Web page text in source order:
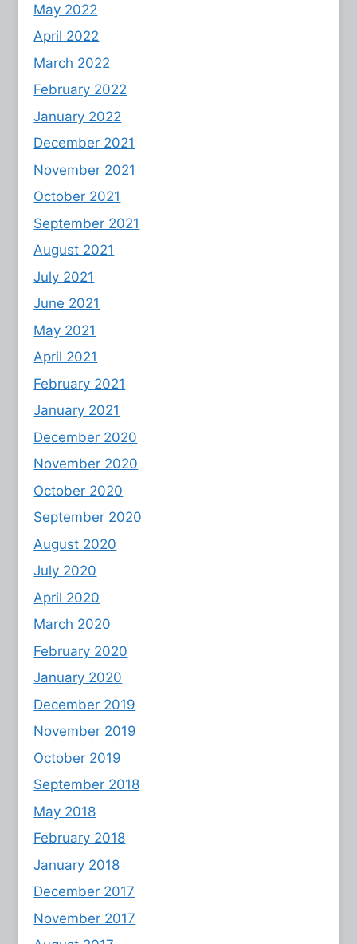
May 2022
April 2022
March 2022
February 2022
January 2022
December 2021
November 2021
October 2021
September 2021
August 2021
July 2021
June 2021
May 2021
April 2021
February 2021
January 2021
December 2020
November 2020
October 2020
September 2020
August 2020
July 2020
April 2020
March 2020
February 2020
January 2020
December 2019
November 2019
October 2019
September 2018
May 2018
February 2018
January 2018
December 2017
November 2017